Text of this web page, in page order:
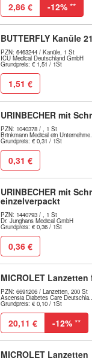
2,86 € -12% **
BUTTERFLY Kanüle
PZN: 6463244 / Kanüle, 1 St
ICU Medical Deutschland GmbH
Grundpreis: € 1,51 / 1St
1,51 €
URINBECHER mit
PZN: 1040378 / , 1 St
Brinkmann Medical ein
Grundpreis: € 0,31 / 1St
0,31 €
URINBECHER mit
einzelverpackt
PZN: 1440793 / , 1 St
Dr. Junghans Medical GmbH
Grundpreis: € 0,36 / 1St
0,36 €
MICROLET Lanzetten
PZN: 6691206 / Lanzetten, 200 St
Ascensia Diabetes Care
Grundpreis: € 0,10 / 1St
20,11 € -12% **
MICROLET Lanzetten